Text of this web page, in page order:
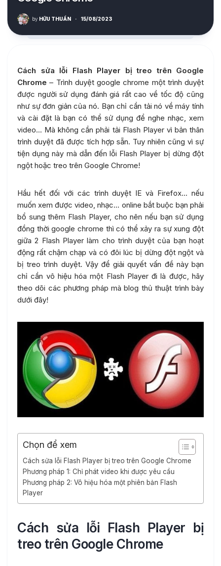
by HỮU THUẦN · 15/08/2023
Cách sửa lỗi Flash Player bị treo trên Google
Chrome – Trình duyệt google chrome một trình duyệt
được người sử dụng đánh giá rất cao về tốc độ cũng
như sự đơn giản của nó. Bạn chỉ cần tải nó về máy tính
và cài đặt là bạn có thể sử dụng để nghe nhạc, xem
video… Mà không cần phải tải Flash Player vì bản thân
trình duyệt đã được tích hợp sẵn. Tuy nhiên cũng vì sự
tiện dụng này mà dẫn đến lỗi Flash Player bị dừng đột
ngột hoặc treo trên Google Chrome!
Hầu hết đối với các trình duyệt IE và Firefox… nếu
muốn xem được video, nhạc… online bắt buộc bạn phải
bổ sung thêm Flash Player, cho nên nếu bạn sử dụng
đồng thời google chrome thì có thể xảy ra sự xung đột
giữa 2 Flash Player làm cho trình duyệt của bạn hoạt
động rất chậm chạp và có đôi lúc bị dừng đột ngột và
bị treo trình duyệt. Vậy để giải quyết vấn đề này bạn
chỉ cần vô hiệu hóa một Flash Player đi là được, hãy
theo dõi các phương pháp mà blog thủ thuật trình bày
dưới đây!
Chọn để xem
Cách sửa lỗi Flash Player bị treo trên Google Chrome
Phương pháp 1: Chỉ phát video khi được yêu cầu
Phương pháp 2: Vô hiệu hóa một phiên bản Flash
Player
Cách sửa lỗi Flash Player bị
treo trên Google Chrome